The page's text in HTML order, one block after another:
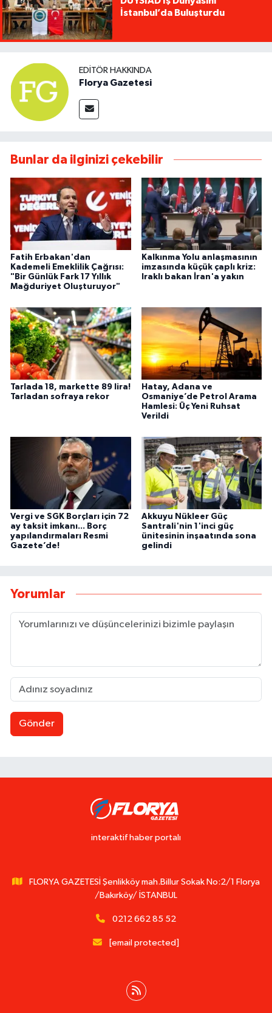
İstanbul’da Buluşturdu
EDITÖR HAKKINDA
Florya Gazetesi
Bunlar da ilginizi çekebilir
Fatih Erbakan'dan
Kademeli Emeklilik Çağrısı:
"Bir Günlük Fark 17 Yıllık
Mağduriyet Oluşturuyor"
Kalkınma Yolu anlaşmasının
imzasında küçük çaplı kriz:
Iraklı bakan İran'a yakın
Tarlada 18, markette 89 lira!
Tarladan sofraya rekor
Hatay, Adana ve
Osmaniye’de Petrol Arama
Hamlesi: Üç Yeni Ruhsat
Verildi
Vergi ve SGK Borçları için 72
ay taksit imkanı... Borç
yapılandırmaları Resmi
Gazete’de!
Akkuyu Nükleer Güç
Santrali'nin 1'inci güç
ünitesinin inşaatında sona
gelindi
Yorumlar
Gönder
interaktif haber portalı
FLORYA GAZETESİ Şenlikköy mah.Billur Sokak No:2/1 Florya
/Bakırköy/ İSTANBUL
0212 662 85 52
[email protected]